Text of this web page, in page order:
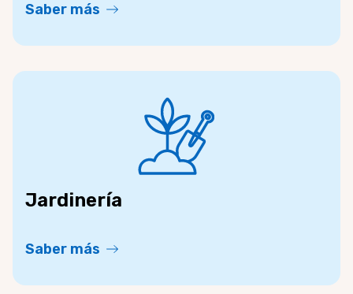
Saber más
Jardinería
Saber más